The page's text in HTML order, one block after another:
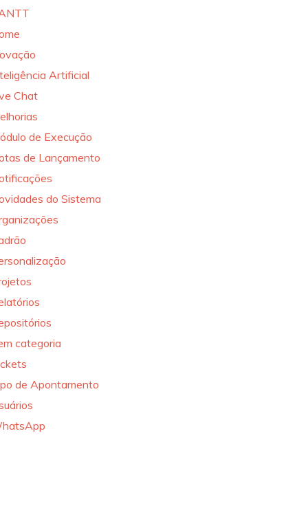
Artificial
Chat
de Execução
de Lançamento
do Sistema
categoria
de Apontamento